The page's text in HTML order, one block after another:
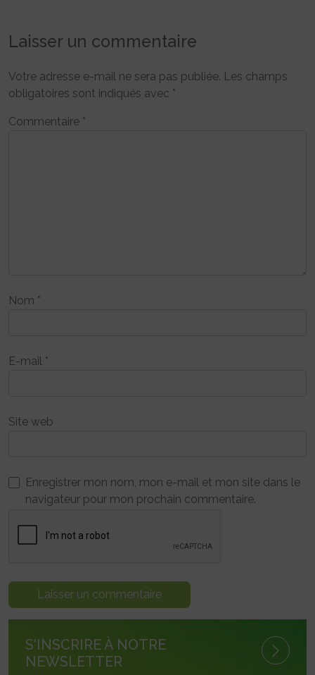
Laisser un commentaire
Votre adresse e-mail ne sera pas publiée. Les champs
obligatoires sont indiqués avec *
Commentaire *
Nom *
E-mail *
Site web
Enregistrer mon nom, mon e-mail et mon site dans le
navigateur pour mon prochain commentaire.
S'INSCRIRE À NOTRE
NEWSLETTER